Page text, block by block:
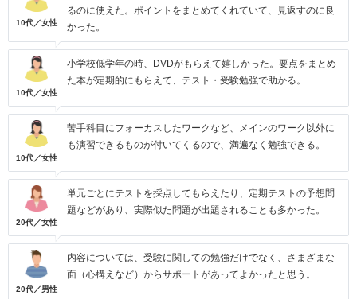
10代／女性
るのに使えた。ポイントをまとめてくれていて、見返すのに良
かった。
10代／女性
小学校低学年の時、DVDがもらえて嬉しかった。要点をまとめ
た本が定期的にもらえて、テスト・受験勉強で助かる。
10代／女性
苦手科目にフォーカスしたワークなど、メインのワーク以外に
も演習できるものが付いてくるので、満遍なく勉強できる。
20代／女性
単元ごとにテストを採点してもらえたり、定期テストの予想問
題などがあり、実際似た問題が出題されることも多かった。
20代／男性
内容については、受験に関しての勉強だけでなく、さまざまな
面（心構えなど）からサポートがあってよかったと思う。